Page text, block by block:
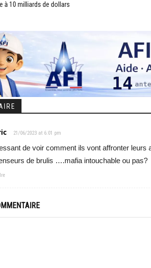
à 10 milliards de dollars
21/06/2023 at 6:01 pm
de voir comment ils vont affronter leurs
de brulis ….mafia intouchable ou pas?